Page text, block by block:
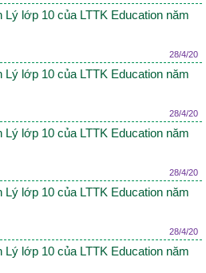
lớp 10 của LTTK Education năm
28/4/20
lớp 10 của LTTK Education năm
28/4/20
lớp 10 của LTTK Education năm
28/4/20
lớp 10 của LTTK Education năm
28/4/20
lớp 10 của LTTK Education năm